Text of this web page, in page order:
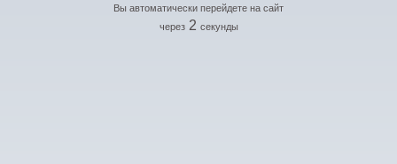
Вы автоматически перейдете на сайт
через 2 секунды